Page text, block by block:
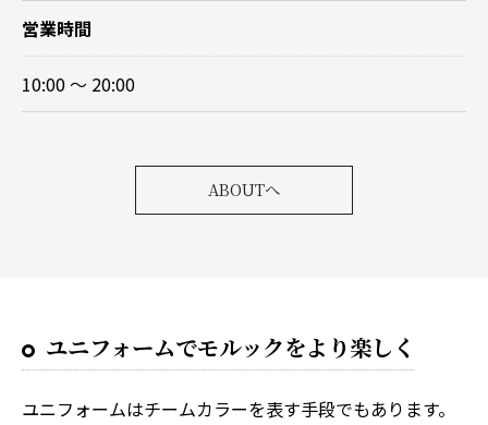
営業時間
10:00 〜 20:00
ABOUTへ
ユニフォームでモルックをより楽しく
ユニフォームはチームカラーを表す手段でもあります。